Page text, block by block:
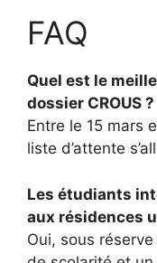
FAQ
Quel est le
dossier CROUS ?
Entre le 15 mars
liste d’attente
Les étudiants
aux résidences
Oui, sous